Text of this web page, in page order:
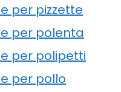
per pizzette
per polenta
per polipetti
per pollo